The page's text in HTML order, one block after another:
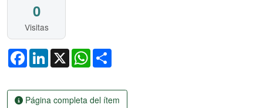
0
Visitas
FacebookLinkedIn
X WhatsApp
Página completa del ítem